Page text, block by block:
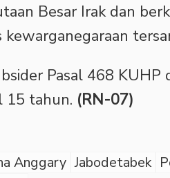
Besar Irak dan
Pasal 468 KUHP
15 tahun. (RN-07)
Anggary Jabodetabek